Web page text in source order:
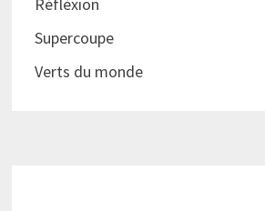
Supercoupe
Verts du monde